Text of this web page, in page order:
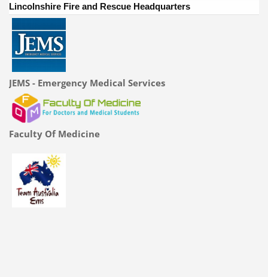
Lincolnshire Fire and Rescue Headquarters
JEMS - Emergency Medical Services
Faculty Of Medicine